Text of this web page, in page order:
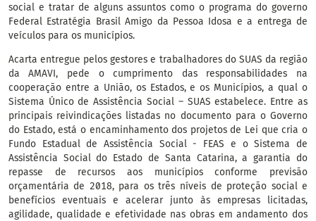
social e tratar de alguns assuntos como o programa do governo
Federal Estratégia Brasil Amigo da Pessoa Idosa e a entrega de
veículos para os municípios.
Acarta entregue pelos gestores e trabalhadores do SUAS da região
da AMAVI, pede o cumprimento das responsabilidades na
cooperação entre a União, os Estados, e os Municípios, a qual o
Sistema Único de Assistência Social – SUAS estabelece. Entre as
principais reivindicações listadas no documento para o Governo
do Estado, está o encaminhamento dos projetos de Lei que cria o
Fundo Estadual de Assistência Social - FEAS e o Sistema de
Assistência Social do Estado de Santa Catarina, a garantia do
repasse de recursos aos municípios conforme previsão
orçamentária de 2018, para os três níveis de proteção social e
benefícios eventuais e acelerar junto às empresas licitadas,
agilidade, qualidade e efetividade nas obras em andamento dos